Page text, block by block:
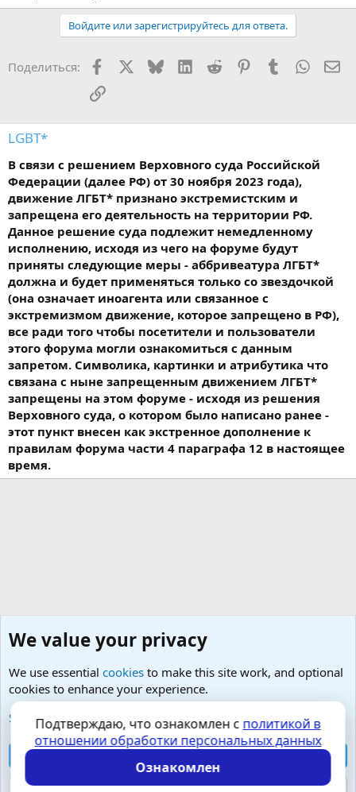
Войдите или зарегистрируйтесь для ответа.
Поделиться: Facebook BlueskyLinkedIn
Reddit PinterestTumblr
Ссылка
LGBT*
В связи с решением Верховного суда Российской
Федерации (далее РФ) от 30 ноября 2023 года),
движение ЛГБТ* признано экстремистским и
запрещена его деятельность на территории РФ.
Данное решение суда подлежит немедленному
исполнению, исходя из чего на форуме будут
приняты следующие меры - аббривеатура ЛГБТ*
должна и будет применяться только со звездочкой
(она означает иноагента или связанное с
экстремизмом движение, которое запрещено в РФ),
все ради того чтобы посетители и пользователи
этого форума могли ознакомиться с данным
запретом. Символика, картинки и атрибутика что
связана с ныне запрещенным движением ЛГБТ*
запрещены на этом форуме - исходя из решения
Верховного суда, о котором было написано ранее -
этот пункт внесен как экстренное дополнение к
правилам форума части 4 параграфа 12 в настоящее
время.
Малая урология- простатит, тазовые боли, фиброз
Cookies
Russian (RU)
Условия и правила
Политика конфиденциальности
Помощь
S
We value your privacy
We use essential cookies to make this site work, and optional
cookies to enhance your experience.
See further information and configure your preferences
Подтверждаю, что ознакомлен с политикой в
отношении обработки персональных данных
Ознакомлен